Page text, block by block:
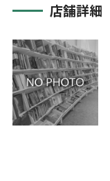
店舗詳細